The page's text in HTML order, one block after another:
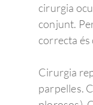
cirurgia
conjunt.
correcta és
Cirurgia
parpelles.